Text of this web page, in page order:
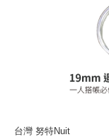
台灣 努特Nuit